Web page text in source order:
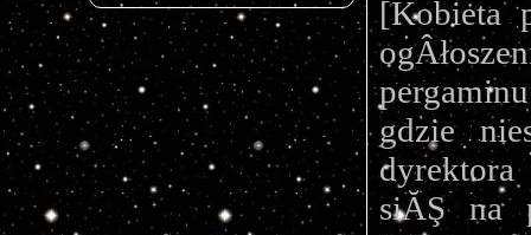
[Kobieta
gdzie
dyrektora
siĂŞ na